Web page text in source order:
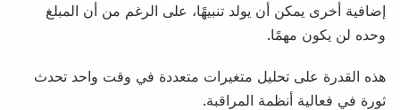
إضافية أخرى يمكن أن يولد تنبيهًا، على الرغم من أن المبلغ
وحده لن يكون مهمًا.
هذه القدرة على تحليل متغيرات متعددة في وقت واحد تحدث
ثورة في فعالية أنظمة المراقبة.